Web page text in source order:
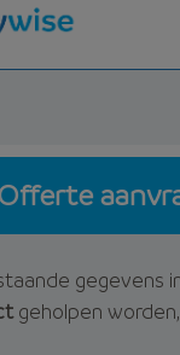
gegevens
geholpen